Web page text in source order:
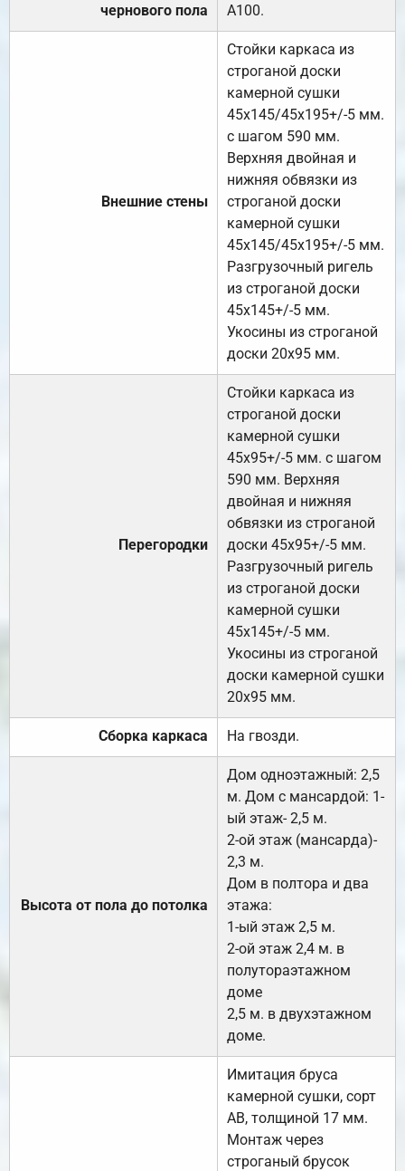
чернового пола
А100.
Внешние стены
Стойки каркаса из
строганой доски
камерной сушки
45х145/45х195+/-5 мм.
с шагом 590 мм.
Верхняя двойная и
нижняя обвязки из
строганой доски
камерной сушки
45х145/45х195+/-5 мм.
Разгрузочный ригель
из строганой доски
45х145+/-5 мм.
Укосины из строганой
доски 20х95 мм.
Перегородки
Стойки каркаса из
строганой доски
камерной сушки
45х95+/-5 мм. с шагом
590 мм. Верхняя
двойная и нижняя
обвязки из строганой
доски 45х95+/-5 мм.
Разгрузочный ригель
из строганой доски
камерной сушки
45х145+/-5 мм.
Укосины из строганой
доски камерной сушки
20х95 мм.
Сборка каркаса На гвозди.
Высота от пола до потолка
Дом одноэтажный: 2,5
м. Дом с мансардой: 1-
ый этаж- 2,5 м.
2-ой этаж (мансарда)-
2,3 м.
Дом в полтора и два
этажа:
1-ый этаж 2,5 м.
2-ой этаж 2,4 м. в
полутораэтажном
доме
2,5 м. в двухэтажном
доме.
Имитация бруса
камерной сушки, сорт
АВ, толщиной 17 мм.
Монтаж через
строганый брусок